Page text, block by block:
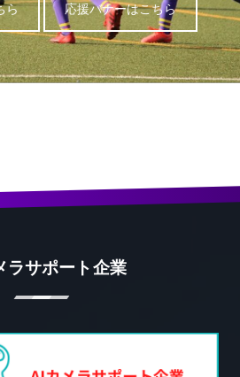
ら 応援バナーはこちら
ラサポート企業